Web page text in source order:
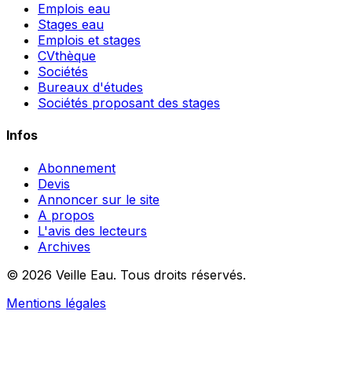
Emplois eau
Stages eau
Emplois et stages
CVthèque
Sociétés
Bureaux d'études
Sociétés proposant des stages
Infos
Abonnement
Devis
Annoncer sur le site
A propos
L'avis des lecteurs
Archives
© 2026 Veille Eau. Tous droits réservés.
Mentions légales